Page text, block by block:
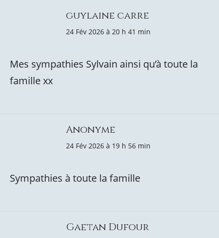
guylaine carre
24 Fév 2026 à 20 h 41 min
Mes sympathies Sylvain ainsi qu’à toute la
famille xx
Anonyme
24 Fév 2026 à 19 h 56 min
Sympathies à toute la famille
Gaetan Dufour